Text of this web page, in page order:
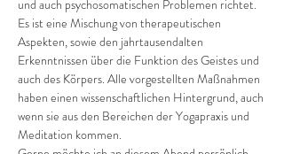
und auch psychosomatischen Problemen richtet.
Es ist eine Mischung von therapeutischen
Aspekten, sowie den jahrtausendalten
Erkenntnissen über die Funktion des Geistes und
auch des Körpers. Alle vorgestellten Maßnahmen
haben einen wissenschaftlichen Hintergrund, auch
wenn sie aus den Bereichen der Yogapraxis und
Meditation kommen.